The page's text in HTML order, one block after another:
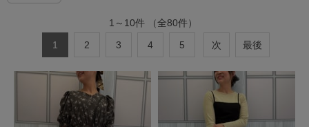
1 ～ 10件 （全80件）
1
2 3 4 5 次 最後